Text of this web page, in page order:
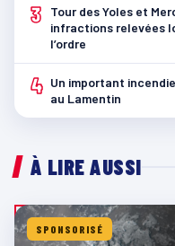
3
Tour des Yoles et
infractions relevées
l’ordre
4 Un important
au Lamentin
À LIRE AUSSI
SPONSORISÉ